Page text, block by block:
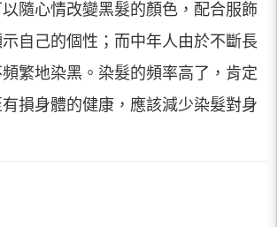
隨心情改變黑髮的顏色，配合服飾
自己的個性；而中年人由於不斷長
繁地染黑。染髮的頻率高了，肯定
損身體的健康，應該減少染髮對身